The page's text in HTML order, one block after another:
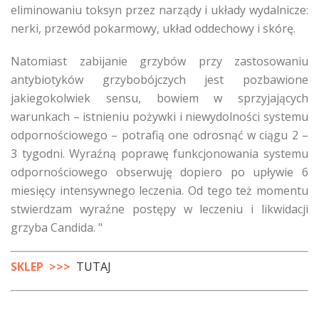
eliminowaniu toksyn przez narządy i układy wydalnicze:
nerki, przewód pokarmowy, układ oddechowy i skórę.
Natomiast zabijanie grzybów przy zastosowaniu
antybiotyków grzybobójczych jest pozbawione
jakiegokolwiek sensu, bowiem w sprzyjających
warunkach – istnieniu pożywki i niewydolności systemu
odpornościowego – potrafią one odrosnąć w ciągu 2 –
3 tygodni. Wyraźną poprawę funkcjonowania systemu
odpornościowego obserwuję dopiero po upływie 6
miesięcy intensywnego leczenia. Od tego też momentu
stwierdzam wyraźne postępy w leczeniu i likwidacji
grzyba Candida. "
SKLEP >>> TUTAJ